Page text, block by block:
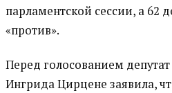
парламентской сессии, а 62
«против».
Перед голосованием
Ингрида Цирцене заявила,